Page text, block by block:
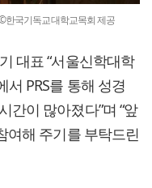
한국기독교대학교목회 제공
대표 “서울신학대학
PRS를 통해 성경
간이 많아졌다”며 “앞
여해 주기를 부탁드린